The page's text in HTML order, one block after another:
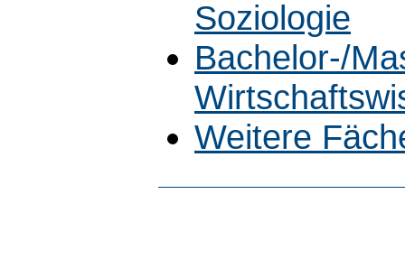
Soziologie
Bachelor-/
Weitere